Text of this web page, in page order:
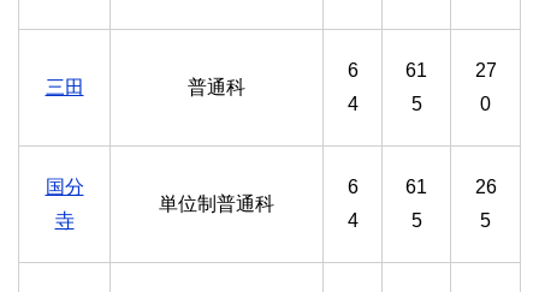
三田 普通科
6
4
61
5
27
0
国分
寺
単位制普通科
6
4
61
5
26
5